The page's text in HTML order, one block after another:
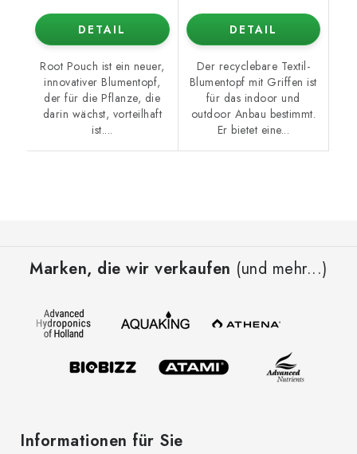
DETAIL
Root Pouch ist ein neuer,
innovativer Blumentopf,
der für die Pflanze, die
darin wächst, vorteilhaft
ist....
DETAIL
Der recyclebare Textil-
Blumentopf mit Griffen ist
für das indoor und
outdoor Anbau bestimmt.
Er bietet eine...
Marken, die wir verkaufen (und mehr...)
Informationen für Sie